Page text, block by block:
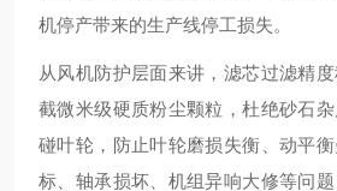
机停产带来的生产线停工损失。
从风机防护层面来讲，滤芯过滤精度
截微米级硬质粉尘颗粒，杜绝砂石
碰叶轮，防止叶轮磨损失衡、动平
标、轴承损坏、机组异响大修等问